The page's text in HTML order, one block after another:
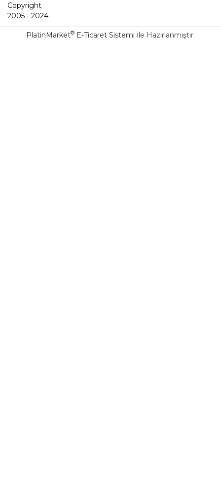
Copyright
2005 - 2024
PlatinMarket® E-Ticaret Sistemi İle Hazırlanmıştır.